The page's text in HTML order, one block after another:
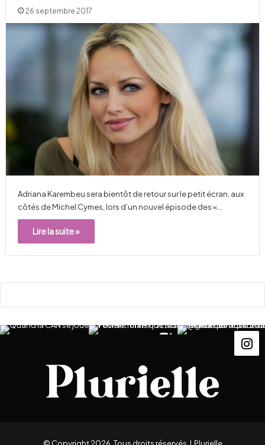
26 septembre 2017
Adriana Karembeu sera bientôt de retour sur le petit écran, aux
côtés de Michel Cymes, lors d’un nouvel épisode des «…
Lire la suite »